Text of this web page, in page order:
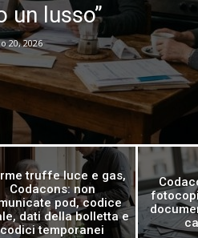
un lusso”
20, 2026
truffe luce e gas,
Codacons: non
pod, codice
dati della bolletta e
codici temporanei